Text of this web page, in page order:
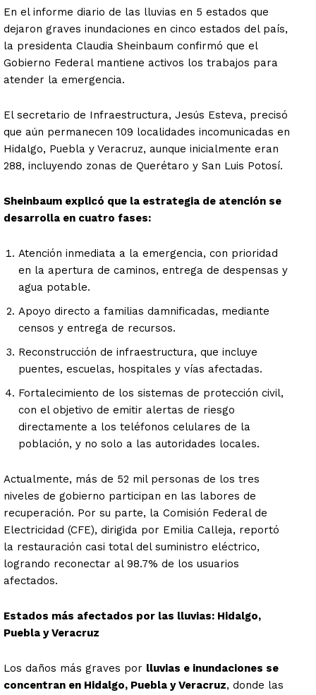
En el informe diario de las lluvias en 5 estados que
dejaron graves inundaciones en cinco estados del país,
la presidenta Claudia Sheinbaum confirmó que el
Gobierno Federal mantiene activos los trabajos para
atender la emergencia.
El secretario de Infraestructura, Jesús Esteva, precisó
que aún permanecen 109 localidades incomunicadas en
Hidalgo, Puebla y Veracruz, aunque inicialmente eran
288, incluyendo zonas de Querétaro y San Luis Potosí.
Sheinbaum explicó que la estrategia de atención se
desarrolla en cuatro fases:
Atención inmediata a la emergencia, con prioridad
en la apertura de caminos, entrega de despensas y
agua potable.
Apoyo directo a familias damnificadas, mediante
censos y entrega de recursos.
Reconstrucción de infraestructura, que incluye
puentes, escuelas, hospitales y vías afectadas.
Fortalecimiento de los sistemas de protección civil,
con el objetivo de emitir alertas de riesgo
directamente a los teléfonos celulares de la
población, y no solo a las autoridades locales.
Actualmente, más de 52 mil personas de los tres
niveles de gobierno participan en las labores de
recuperación. Por su parte, la Comisión Federal de
Electricidad (CFE), dirigida por Emilia Calleja, reportó
la restauración casi total del suministro eléctrico,
logrando reconectar al 98.7% de los usuarios
afectados.
Estados más afectados por las lluvias: Hidalgo,
Puebla y Veracruz
Los daños más graves por lluvias e inundaciones se
concentran en Hidalgo, Puebla y Veracruz, donde las